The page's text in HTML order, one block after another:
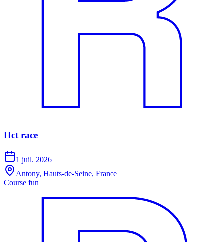
Hct race
1 juil. 2026
Antony, Hauts-de-Seine, France
Course fun